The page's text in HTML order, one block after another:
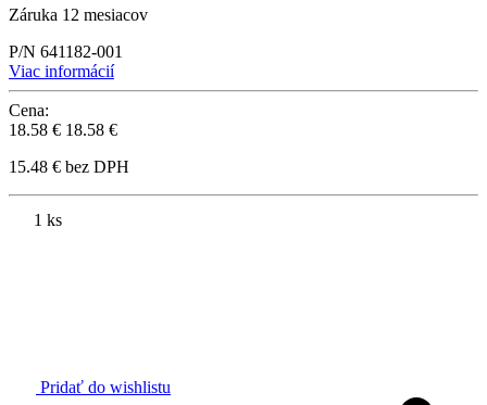
Záruka 12 mesiacov
P/N 641182-001
Viac informácií
Cena:
18.58 € 18.58 €
15.48 € bez DPH
1 ks
Pridať do wishlistu